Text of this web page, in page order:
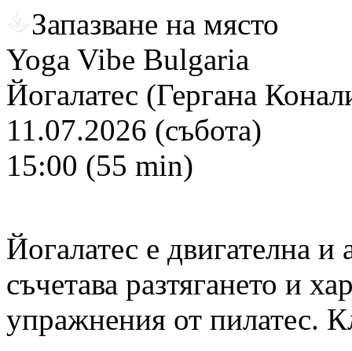
Запазване на място
Yoga Vibe Bulgaria
Йогалатес (Гергана
11.07.2026 (събота)
15:00 (55 min)
Йогалатес е двигателна и
съчетава разтягането и
упражнения от пилатес.